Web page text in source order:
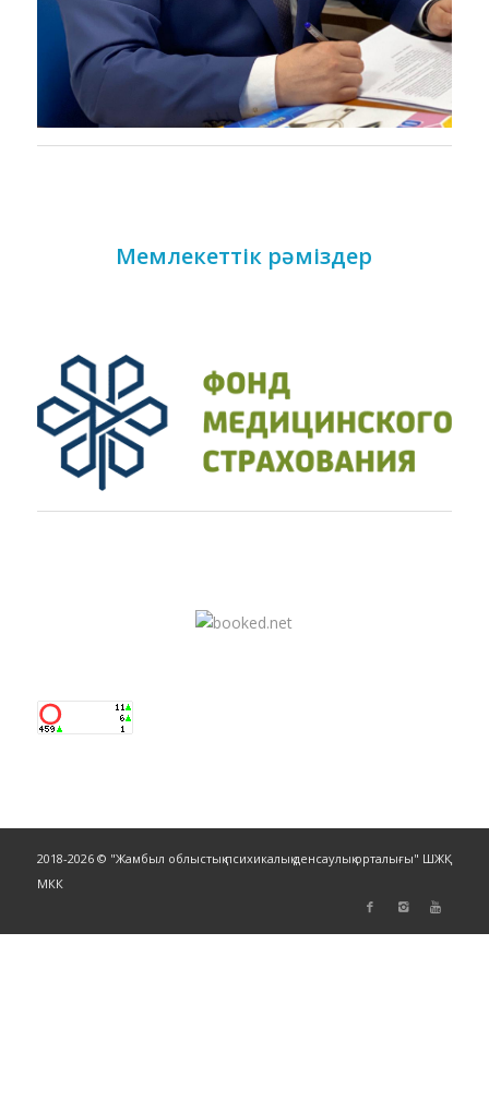
Мемлекеттік рәміздер
2018-2026 © "Жамбыл облыстық психикалық денсаулық орталығы" ШЖҚ
МКК